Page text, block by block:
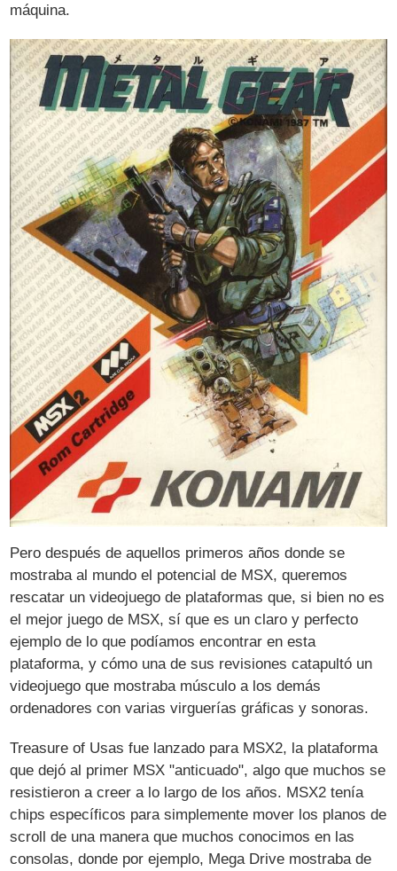
máquina.
Pero después de aquellos primeros años donde se
mostraba al mundo el potencial de MSX, queremos
rescatar un videojuego de plataformas que, si bien no es
el mejor juego de MSX, sí que es un claro y perfecto
ejemplo de lo que podíamos encontrar en esta
plataforma, y cómo una de sus revisiones catapultó un
videojuego que mostraba músculo a los demás
ordenadores con varias virguerías gráficas y sonoras.
Treasure of Usas fue lanzado para MSX2, la plataforma
que dejó al primer MSX "anticuado", algo que muchos se
resistieron a creer a lo largo de los años. MSX2 tenía
chips específicos para simplemente mover los planos de
scroll de una manera que muchos conocimos en las
consolas, donde por ejemplo, Mega Drive mostraba de